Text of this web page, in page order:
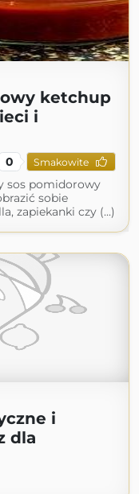
ketchup
i
0 Smakowite
sos pomidorowy
sobie
zapiekanki czy (...)
i
dla